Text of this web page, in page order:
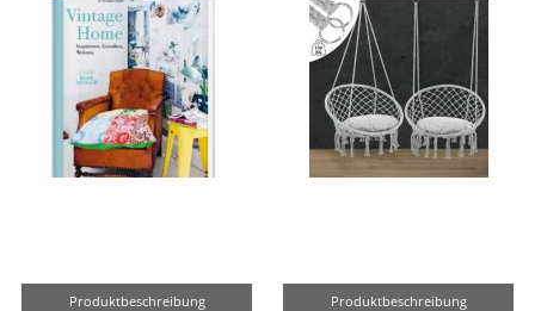
Produktbeschreibung Produktbeschreibung